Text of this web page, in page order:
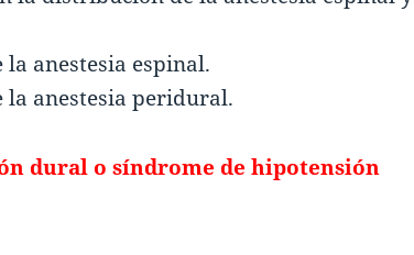
la anestesia espinal.
la anestesia peridural.
dural o síndrome de hipotensión